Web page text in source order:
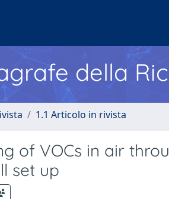
della
1.1 Articolo in rivista
of VOCs in air
set up